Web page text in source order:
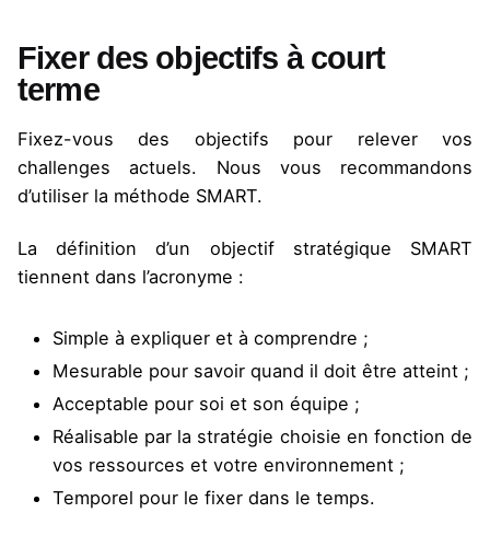
Fixer des objectifs à court
terme
Fixez-vous des objectifs pour relever vos
challenges actuels. Nous vous recommandons
d’utiliser la méthode SMART.
La définition d’un objectif stratégique SMART
tiennent dans l’acronyme :
Simple à expliquer et à comprendre ;
Mesurable pour savoir quand il doit être atteint ;
Acceptable pour soi et son équipe ;
Réalisable par la stratégie choisie en fonction de
vos ressources et votre environnement ;
Temporel pour le fixer dans le temps.